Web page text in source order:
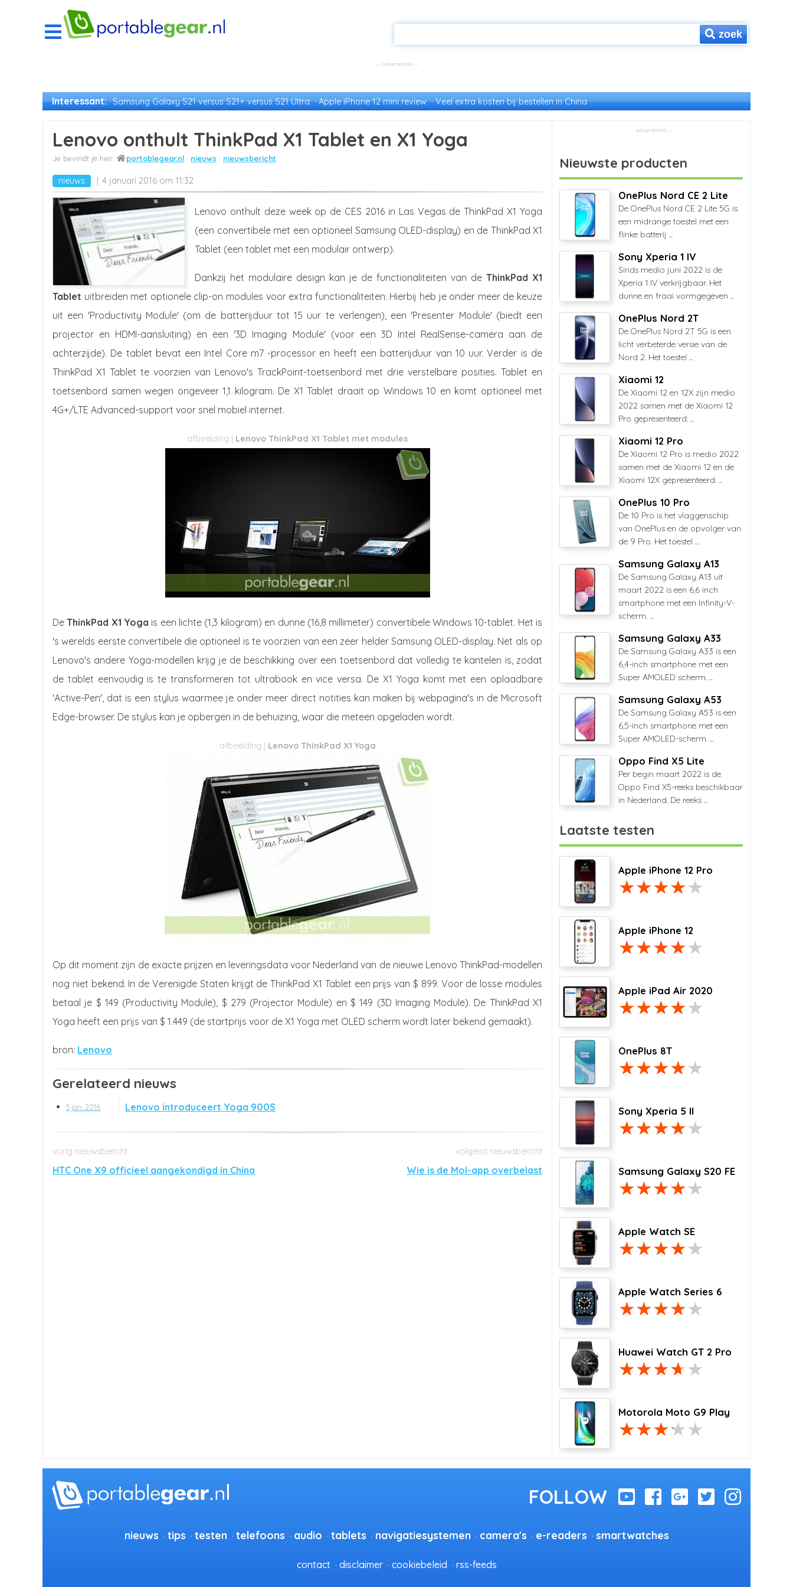
zoek
Interessant: Samsung Galaxy S21 versus S21+ versus S21 Ultra Apple iPhone 12 mini review Veel extra kosten bij bestellen in China
Lenovo onthult ThinkPad X1 Tablet en X1 Yoga
portablegear.nl nieuws nieuwsbericht
nieuws 4 januari 2016 om 11:32
Lenovo onthult deze week op de CES 2016 in Las Vegas de ThinkPad X1 Yoga
(een convertibele met een optioneel Samsung OLED-display) en de ThinkPad X1
Tablet (een tablet met een modulair ontwerp).
Dankzij het modulaire design kan je de functionaliteiten van de ThinkPad X1
Tablet uitbreiden met optionele clip-on modules voor extra functionaliteiten. Hierbij heb je onder meer de keuze
uit een 'Productivity Module' (om de batterijduur tot 15 uur te verlengen), een 'Presenter Module' (biedt een
projector en HDMI-aansluiting) en een '3D Imaging Module' (voor een 3D Intel RealSense-camera aan de
achterzijde). De tablet bevat een Intel Core m7 -processor en heeft een batterijduur van 10 uur. Verder is de
ThinkPad X1 Tablet te voorzien van Lenovo's TrackPoint-toetsenbord met drie verstelbare posities. Tablet en
toetsenbord samen wegen ongeveer 1,1 kilogram. De X1 Tablet draait op Windows 10 en komt optioneel met
4G+/LTE Advanced-support voor snel mobiel internet.
Lenovo ThinkPad X1 Tablet met modules
DeThinkPad X1 Yoga is een lichte (1,3 kilogram) en dunne (16,8 millimeter) convertibele Windows 10-tablet. Het is
's werelds eerste convertibele die optioneel is te voorzien van een zeer helder Samsung OLED-display. Net als op
Lenovo's andere Yoga-modellen krijg je de beschikking over een toetsenbord dat volledig te kantelen is, zodat
de tablet eenvoudig is te transformeren tot ultrabook en vice versa. De X1 Yoga komt met een oplaadbare
'Active-Pen', dat is een stylus waarmee je onder meer direct notities kan maken bij webpagina's in de Microsoft
Edge-browser. De stylus kan je opbergen in de behuizing, waar die meteen opgeladen wordt.
Lenovo ThinkPad X1 Yoga
Op dit moment zijn de exacte prijzen en leveringsdata voor Nederland van de nieuwe Lenovo ThinkPad-modellen
nog niet bekend. In de Verenigde Staten krijgt de ThinkPad X1 Tablet een prijs van $ 899. Voor de losse modules
betaal je $ 149 (Productivity Module), $ 279 (Projector Module) en $ 149 (3D Imaging Module). De ThinkPad X1
Yoga heeft een prijs van $ 1.449 (de startprijs voor de X1 Yoga met OLED scherm wordt later bekend gemaakt).
Lenovo
Gerelateerd nieuws
5 jan. 2016 Lenovo introduceert Yoga 900S
HTC One X9 officieel aangekondigd in China Wie is de Mol-app overbelast
Nieuwste producten
OnePlus Nord CE 2 Lite
De OnePlus Nord CE 2 Lite 5G is
een midrange toestel met een
flinke batterij ...
Sony Xperia 1 IV
Sinds medio juni 2022 is de
Xperia 1 IV verkrijgbaar. Het
dunne en fraai vormgegeven ...
OnePlus Nord 2T
De OnePlus Nord 2T 5G is een
licht verbeterde versie van de
Nord 2. Het toestel ...
Xiaomi 12
De Xiaomi 12 en 12X zijn medio
2022 samen met de Xiaomi 12
Pro gepresenteerd. ...
Xiaomi 12 Pro
De Xiaomi 12 Pro is medio 2022
samen met de Xiaomi 12 en de
Xiaomi 12X gepresenteerd. ...
OnePlus 10 Pro
De 10 Pro is het vlaggenschip
van OnePlus en de opvolger van
de 9 Pro. Het toestel ...
Samsung Galaxy A13
De Samsung Galaxy A13 uit
maart 2022 is een 6,6 inch
smartphone met een Infinity-V-
scherm. ...
Samsung Galaxy A33
De Samsung Galaxy A33 is een
6,4-inch smartphone met een
Super AMOLED scherm. ...
Samsung Galaxy A53
De Samsung Galaxy A53 is een
6,5-inch smartphone met een
Super AMOLED-scherm. ...
Oppo Find X5 Lite
Per begin maart 2022 is de
Oppo Find X5-reeks beschikbaar
in Nederland. De reeks ...
Laatste testen
Apple iPhone 12 Pro
Apple iPhone 12
Apple iPad Air 2020
OnePlus 8T
Sony Xperia 5 II
Samsung Galaxy S20 FE
Apple Watch SE
Apple Watch Series 6
Huawei Watch GT 2 Pro
Motorola Moto G9 Play
nieuws tips testen telefoons audio tablets navigatiesystemen camera's e-readers smartwatches
contact disclaimer cookiebeleid rss-feeds